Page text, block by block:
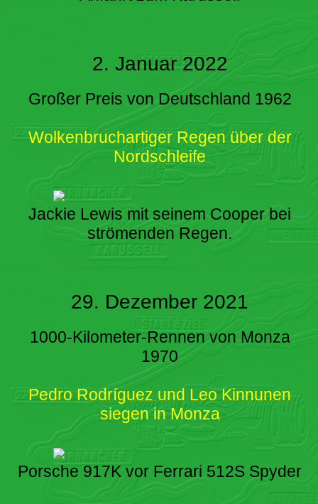
2. Januar 2022
Großer Preis von Deutschland 1962
Wolkenbruchartiger Regen über der
Nordschleife
Jackie Lewis mit seinem Cooper bei
strömenden Regen.
29. Dezember 2021
1000-Kilometer-Rennen von Monza
1970
Pedro Rodríguez und Leo Kinnunen
siegen in Monza
Porsche 917K vor Ferrari 512S Spyder